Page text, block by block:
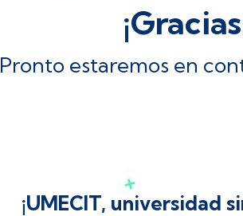
Pronto estaremos en
¡UMECIT, universidad